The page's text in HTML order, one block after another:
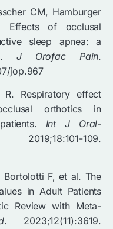
CM, Hamburger
Effects of occlusal
sleep apnea: a
J Orofac Pain.
jop.967
Respiratory effect
orthotics in
Int J Oral-
109.
Bortolotti F, et al. The
in Adult Patients
Review with Meta-
. 2023;12(11):3619.